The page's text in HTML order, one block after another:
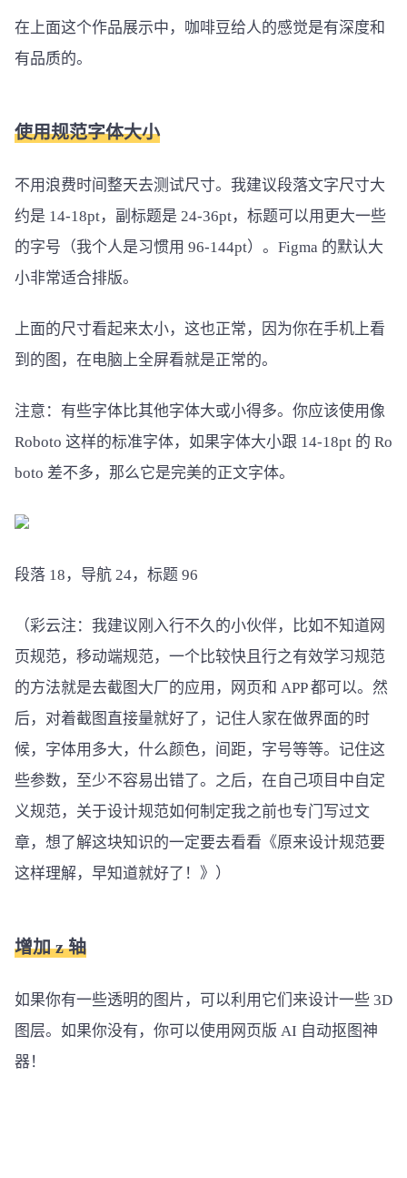
在上面这个作品展示中，咖啡豆给人的感觉是有深度和
有品质的。
使用规范字体大小
不用浪费时间整天去测试尺寸。我建议段落文字尺寸大
约是 14-18pt，副标题是 24-36pt，标题可以用更大一些
的字号（我个人是习惯用 96-144pt）。Figma 的默认大
小非常适合排版。
上面的尺寸看起来太小，这也正常，因为你在手机上看
到的图，在电脑上全屏看就是正常的。
注意：有些字体比其他字体大或小得多。你应该使用像
Roboto 这样的标准字体，如果字体大小跟 14-18pt 的 Ro
boto 差不多，那么它是完美的正文字体。
段落 18，导航 24，标题 96
（彩云注：我建议刚入行不久的小伙伴，比如不知道网
页规范，移动端规范，一个比较快且行之有效学习规范
的方法就是去截图大厂的应用，网页和 APP 都可以。然
后，对着截图直接量就好了，记住人家在做界面的时
候，字体用多大，什么颜色，间距，字号等等。记住这
些参数，至少不容易出错了。之后，在自己项目中自定
义规范，关于设计规范如何制定我之前也专门写过文
章，想了解这块知识的一定要去看看《原来设计规范要
这样理解，早知道就好了！》）
增加 z 轴
如果你有一些透明的图片，可以利用它们来设计一些 3D
图层。如果你没有，你可以使用网页版 AI 自动抠图神
器！